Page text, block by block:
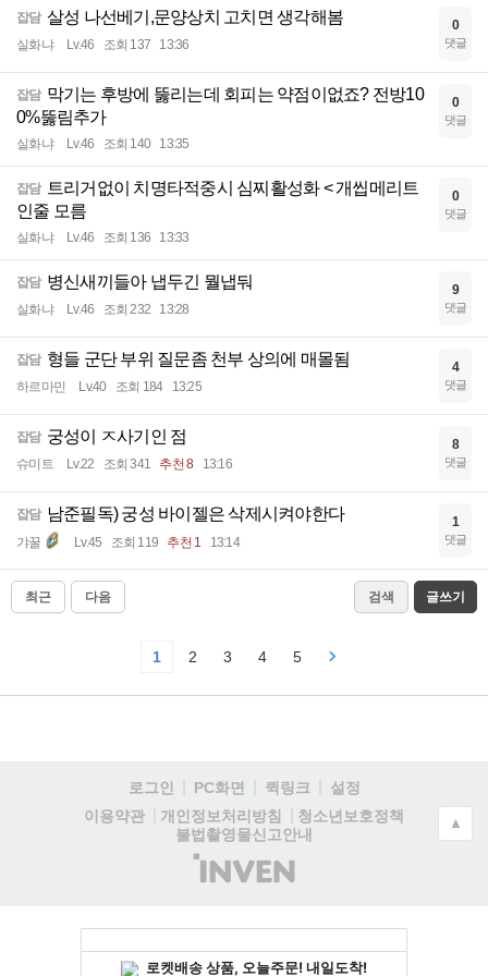
잡담 살성 나선베기,문양상치 고치면 생각해봄
실화냐 Lv.46 조회 137 13:36
0
댓글
잡담 막기는 후방에 뚫리는데 회피는 약점이없죠? 전방10
0%뚫림추가
실화냐 Lv.46 조회 140 13:35
0
댓글
잡담
트리거없이 치명타적중시 심찌활성화 < 개씹메리트
인줄 모름
실화냐 Lv.46 조회 136 13:33
0
댓글
잡담 병신새끼들아 냅두긴 뭘냅둬
실화냐 Lv.46 조회 232 13:28
9
댓글
잡담 형들 군단 부위 질문좀 천부 상의에 매몰됨
하르마민 Lv.40 조회 184 13:25
4
댓글
잡담 궁성이 ㅈ사기인 점
슈미트 Lv.22 조회 341 추천 8 13:16
8
댓글
잡담 남준필독) 궁성 바이젤은 삭제시켜야한다
갸꿀 Lv.45 조회 119 추천 1 13:14
1
댓글
최근 다음 검색 글쓰기
1 2 3 4 5
로그인 PC화면 퀵링크
설정
이용약관
개인정보처리방침
청소년보호정책
불법촬영물신고안내
(주)
인
▲